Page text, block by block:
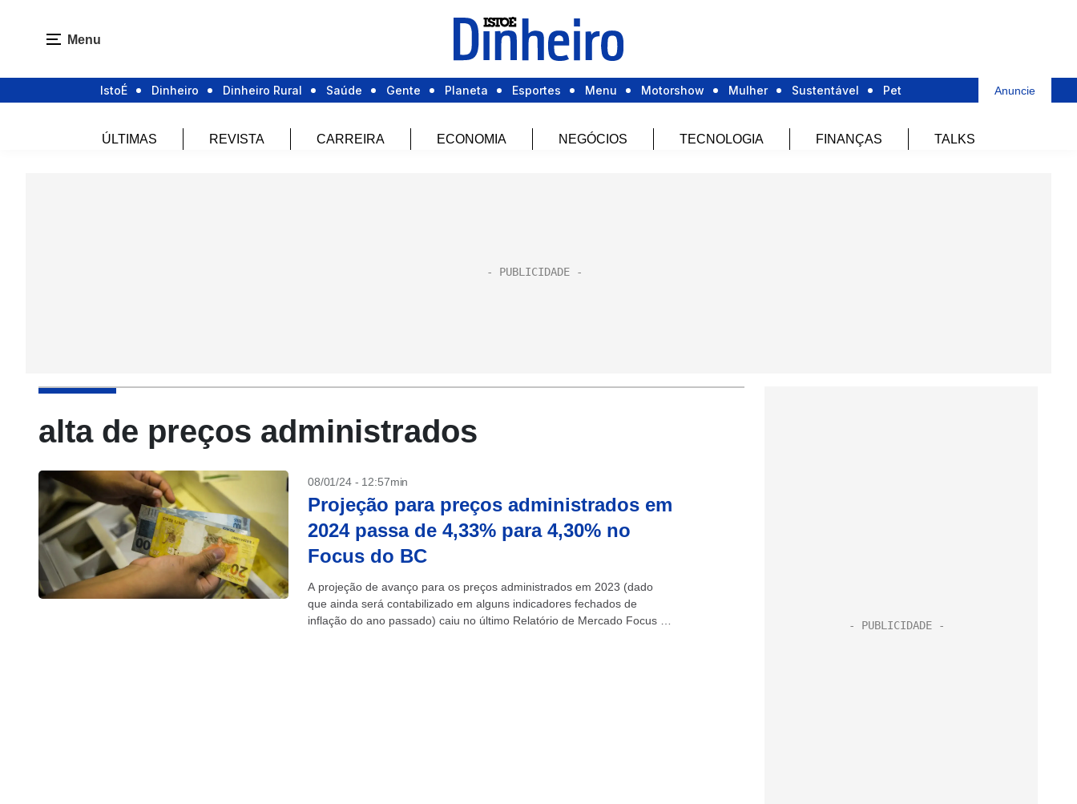
Menu
IstoÉ Dinheiro Dinheiro Rural Saúde Gente Planeta Esportes Menu Motorshow Mulher Sustentável Pet Anuncie
ÚLTIMAS REVISTA CARREIRA ECONOMIA NEGÓCIOS TECNOLOGIA FINANÇAS TALKS
alta de preços administrados
08/01/24 - 12:57min
Projeção para preços administrados em
2024 passa de 4,33% para 4,30% no
Focus do BC
A projeção de avanço para os preços administrados em 2023 (dado
que ainda será contabilizado em alguns indicadores fechados de
inflação do ano passado) caiu no último Relatório de Mercado Focus do